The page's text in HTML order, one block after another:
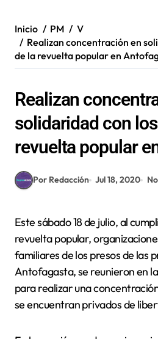
Inicio PM
V
Realizan concentración en
de la revuelta popular en
Realizan
solidaridad con
revuelta popular
Por Redacción Jul 18, 2020
Este sábado 18 de julio, al cumplirse 9 meses de la
revuelta popular,
familiares de los presos de las
Antofagasta, se reunieron en
para realizar una
se encuentran privados de